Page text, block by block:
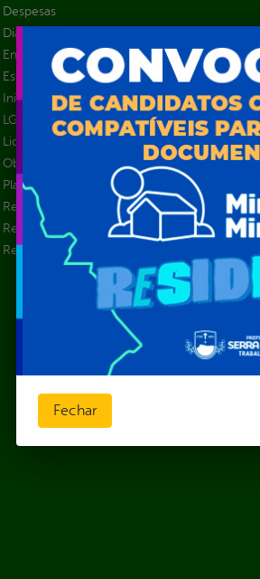
Despesas
Diárias
Emendas parlamentares
Estrutura Organizacional
Inicio
LGPD e Governo Digital
Licitações e Contratos
Obras Públicas
Planejamento e Prestação de Contas
Receitas
Recursos Humanos
Renúncias de Receitas
Fechar